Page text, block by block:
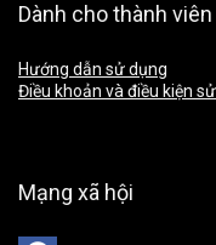
Dành cho thành viên
Hướng dẫn sử dụng
Điều khoản và điều kiện
Mạng xã hội